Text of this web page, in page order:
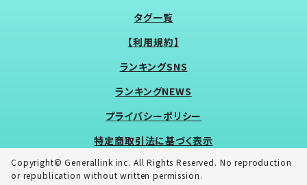
タグ一覧
【利用規約】
ランキングSNS
ランキングNEWS
プライバシーポリシー
特定商取引法に基づく表示
Copyright© Generallink inc. All Rights Reserved. No reproduction
or republication without written permission.